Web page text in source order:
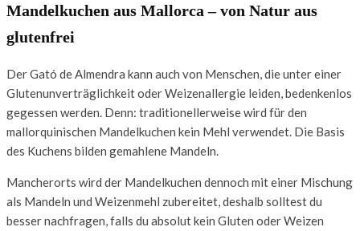
Mandelkuchen aus Mallorca – von Natur aus
glutenfrei
Der Gató de Almendra kann auch von Menschen, die unter einer
Glutenunverträglichkeit oder Weizenallergie leiden, bedenkenlos
gegessen werden. Denn: traditionellerweise wird für den
mallorquinischen Mandelkuchen kein Mehl verwendet. Die Basis
des Kuchens bilden gemahlene Mandeln.
Mancherorts wird der Mandelkuchen dennoch mit einer Mischung
als Mandeln und Weizenmehl zubereitet, deshalb solltest du
besser nachfragen, falls du absolut kein Gluten oder Weizen